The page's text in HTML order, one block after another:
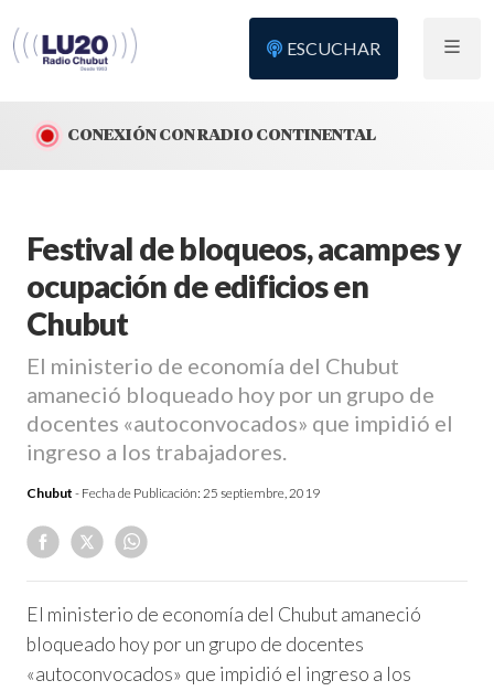
ESCUCHAR
CONEXIÓN CON RADIO CONTINENTAL
Festival de bloqueos, acampes y
ocupación de edificios en
Chubut
El ministerio de economía del Chubut
amaneció bloqueado hoy por un grupo de
docentes «autoconvocados» que impidió el
ingreso a los trabajadores.
Chubut - Fecha de Publicación: 25 septiembre, 2019
El ministerio de economía del Chubut amaneció
bloqueado hoy por un grupo de docentes
«autoconvocados» que impidió el ingreso a los